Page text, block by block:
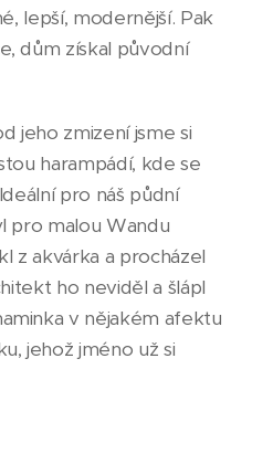
lepší, modernější. Pak
dům získal původní
jeho zmizení jsme si
harampádí, kde se
pro náš půdní
pro malou Wandu
z akvárka a procházel
ho neviděl a šlápl
v nějakém afektu
jehož jméno už si